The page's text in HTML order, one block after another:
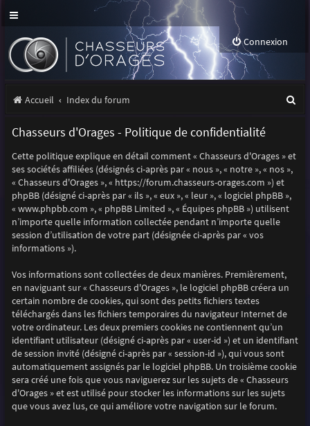
Connexion
Accueil Index du forum
Chasseurs d'Orages - Politique de confidentialité
Cette politique explique en détail comment « Chasseurs d'Orages » et
ses sociétés affiliées (désignés ci-après par « nous », « notre », « nos »,
« Chasseurs d'Orages », « https://forum.chasseurs-orages.com ») et
phpBB (désigné ci-après par « ils », « eux », « leur », « logiciel phpBB »,
« www.phpbb.com », « phpBB Limited », « Équipes phpBB ») utilisent
n’importe quelle information collectée pendant n’importe quelle
session d’utilisation de votre part (désignée ci-après par « vos
informations »).
Vos informations sont collectées de deux manières. Premièrement,
en naviguant sur « Chasseurs d'Orages », le logiciel phpBB créera un
certain nombre de cookies, qui sont des petits fichiers textes
téléchargés dans les fichiers temporaires du navigateur Internet de
votre ordinateur. Les deux premiers cookies ne contiennent qu’un
identifiant utilisateur (désigné ci-après par « user-id ») et un identifiant
de session invité (désigné ci-après par « session-id »), qui vous sont
automatiquement assignés par le logiciel phpBB. Un troisième cookie
sera créé une fois que vous naviguerez sur les sujets de « Chasseurs
d'Orages » et est utilisé pour stocker les informations sur les sujets
que vous avez lus, ce qui améliore votre navigation sur le forum.